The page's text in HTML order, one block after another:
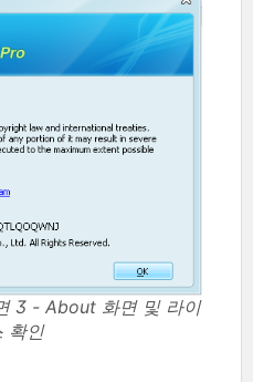
3 - About 화면 및 라이
확인